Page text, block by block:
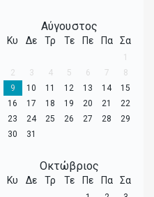
Αύγουστος
Κυ Δε Τρ Τε Πε Πα Σα
1
2
3 4 5 6 7
8
9
10 11 12 13 14
15
16
17 18 19 20 21
22
23
24 25 26 27 28
29
30
31
Οκτώβριος
Κυ Δε Τρ Τε Πε Πα Σα